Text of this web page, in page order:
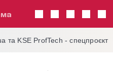
та KSE ProfTech - спецпроєкт